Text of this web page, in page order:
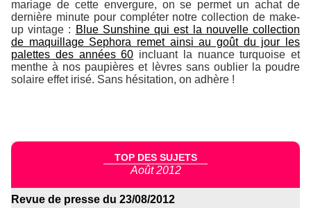
mariage de cette envergure, on se permet un achat de
dernière minute pour compléter notre collection de make-
up vintage : Blue Sunshinequi est la nouvelle collection
de maquillage Sephora remet ainsi au goût du jour les
palettes des années 60 incluant la nuance turquoise et
menthe à nos paupières et lèvres sans oublier la poudre
solaire effet irisé. Sans hésitation, on adhère !
TOP DES SUJETS
Août 2012
Revue de presse du 23/08/2012